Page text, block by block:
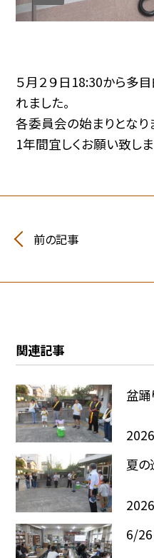
５月２９日18:30から多
れました。
各委員会の始まりとなり
1年間宜しくお願い致しま
前の記事
関連記事
盆踊
夏の
6/26